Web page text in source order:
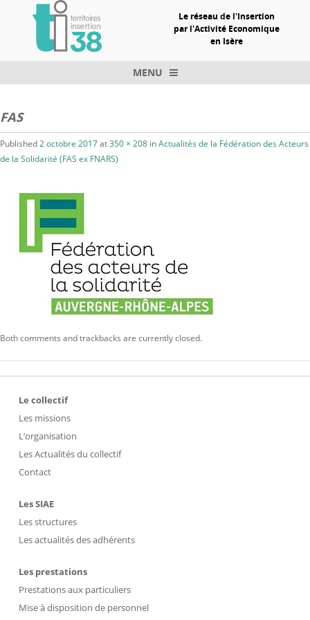
Le réseau de l'Insertion
par l'Activité Economique
en Isère
MENU
FAS
Published2 octobre 2017at350 × 208 inActualités de la Fédération des Acteurs
de la Solidarité (FAS ex FNARS)
Both comments and trackbacks are currently closed.
Le collectif
Les missions
L’organisation
Les Actualités du collectif
Contact
Les SIAE
Les structures
Les actualités des adhérents
Les prestations
Prestations aux particuliers
Mise à disposition de personnel